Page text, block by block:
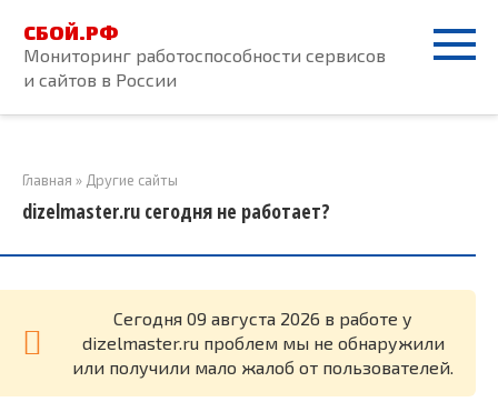
контенту
СБОЙ.РФ
Мониторинг работоспособности сервисов
и сайтов в России
Главная » Другие сайты
dizelmaster.ru сегодня не работает?
Cегодня 09 августа 2026 в работе у
dizelmaster.ru проблем мы не обнаружили
или получили мало жалоб от пользователей.